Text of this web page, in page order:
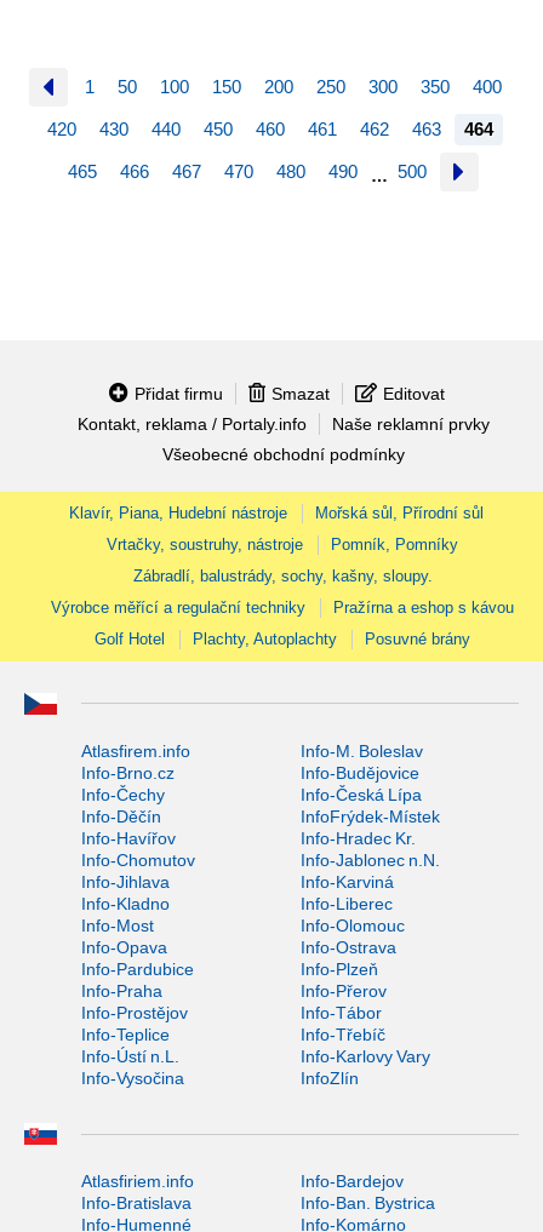
1 50 100 150 200 250 300 350 400
420 430 440 450 460 461 462 463 464
465 466 467 470 480 490 … 500
Přidat firmu Smazat
Editovat
Kontakt, reklama / Portaly.info
Naše reklamní prvky
Všeobecné obchodní podmínky
Klavír, Piana, Hudební nástroje
Mořská sůl, Přírodní sůl
Vrtačky, soustruhy, nástroje
Pomník, Pomníky
Zábradlí, balustrády, sochy, kašny, sloupy.
Výrobce měřící a regulační techniky
Pražírna a eshop s kávou
Golf Hotel
Plachty, Autoplachty Posuvné brány
Atlasfirem.info
Info-M. Boleslav
Info-Brno.cz
Info-Budějovice
Info-Čechy
Info-Česká Lípa
Info-Děčín
InfoFrýdek-Místek
Info-Havířov
Info-Hradec Kr.
Info-Chomutov
Info-Jablonec n.N.
Info-Jihlava
Info-Karviná
Info-Kladno
Info-Liberec
Info-Most
Info-Olomouc
Info-Opava
Info-Ostrava
Info-Pardubice
Info-Plzeň
Info-Praha
Info-Přerov
Info-Prostějov
Info-Tábor
Info-Teplice
Info-Třebíč
Info-Ústí n.L.
Info-Karlovy Vary
Info-Vysočina
InfoZlín
Atlasfiriem.info
Info-Bardejov
Info-Bratislava
Info-Ban. Bystrica
Info-Humenné
Info-Komárno